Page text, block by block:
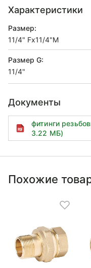
Характеристики
Размер:
11/4" Fx11/4"M
Размер G:
11/4"
Документы
фитинги
3.22 МБ)
Похожие